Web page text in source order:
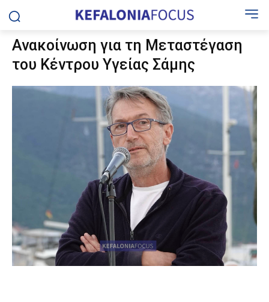
Ανακοίνωση για τη Μεταστέγαση
του Κέντρου Υγείας Σάμης